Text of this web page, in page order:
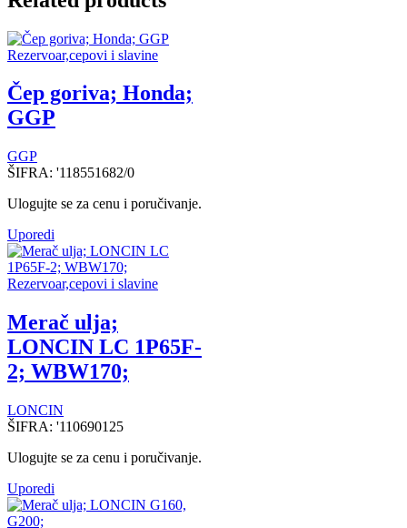
Rezervoar,cepovi i slavine
Čep goriva; Honda;
GGP
GGP
ŠIFRA: '118551682/0
Ulogujte se za cenu i poručivanje.
Uporedi
Rezervoar,cepovi i slavine
Merač ulja;
LONCIN LC 1P65F-
2; WBW170;
LONCIN
ŠIFRA: '110690125
Ulogujte se za cenu i poručivanje.
Uporedi